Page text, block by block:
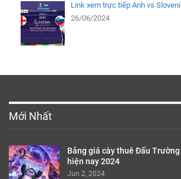
Link xem trực tiếp Anh vs
26/06/2024
Mới Nhất
Bảng giá cày thuê Đấu Trường
hiện nay 2024
Jun 2, 2024